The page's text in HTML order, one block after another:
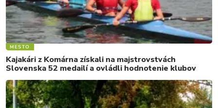
MESTO
Kajakári z Komárna získali na majstrovstvách
Slovenska 52 medailí a ovládli hodnotenie klubov